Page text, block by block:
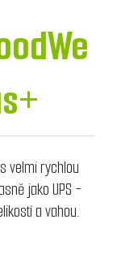
velmi rychlou
jako UPS -
a vahou.